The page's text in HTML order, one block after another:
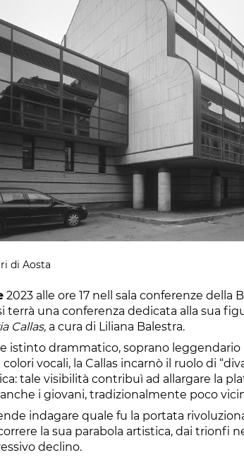
di Aosta
2023 alle ore 17 nell sala conferenze della
terrà una conferenza dedicata alla sua
Callas, a cura di Liliana Balestra.
istinto drammatico, soprano
vocali, la Callas incarnò il ruolo di
tale visibilità contribuì ad allargare la
i giovani, tradizionalmente poco
indagare quale fu la portata
la sua parabola artistica, dai trionfi
declino.